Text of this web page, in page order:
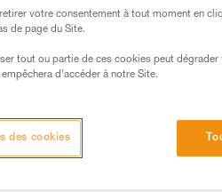
liées à votre activité. Il peut en
votre consentement à tout moment en
de page du Site.
tout ou partie de ces cookies peut
d’accéder à notre Site.
des cookies